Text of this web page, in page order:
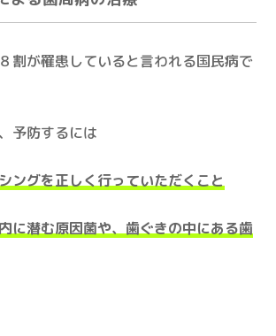
割が罹患していると言われる国民病で
予防するには
ングを正しく行っていただくこと
に潜む原因菌や、歯ぐきの中にある歯